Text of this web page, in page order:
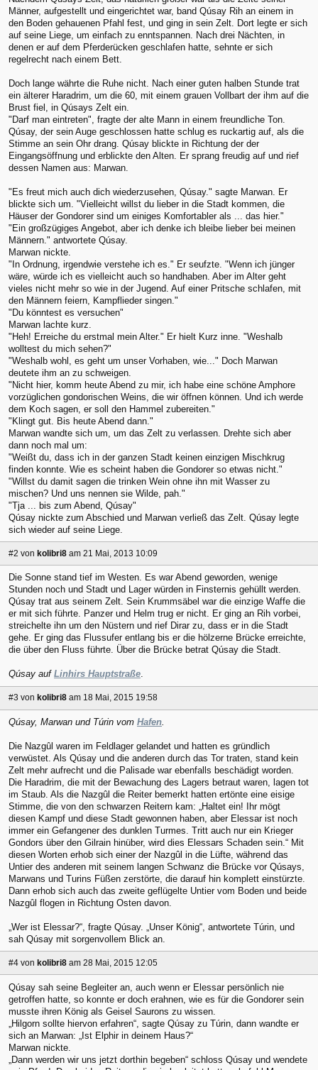
Männer, aufgestellt und eingerichtet war, band Qúsay Rih an einem in
den Boden gehauenen Pfahl fest, und ging in sein Zelt. Dort legte er sich
auf seine Liege, um einfach zu enntspannen. Nach drei Nächten, in
denen er auf dem Pferderücken geschlafen hatte, sehnte er sich
regelrecht nach einem Bett.
Doch lange währte die Ruhe nicht. Nach einer guten halben Stunde trat
ein älterer Haradrim, um die 60, mit einem grauen Vollbart der ihm auf die
Brust fiel, in Qúsays Zelt ein.
"Darf man eintreten", fragte der alte Mann in einem freundliche Ton.
Qúsay, der sein Auge geschlossen hatte schlug es ruckartig auf, als die
Stimme an sein Ohr drang. Qúsay blickte in Richtung der der
Eingangsöffnung und erblickte den Alten. Er sprang freudig auf und rief
dessen Namen aus: Marwan.
"Es freut mich auch dich wiederzusehen, Qúsay." sagte Marwan. Er
blickte sich um. "Vielleicht willst du lieber in die Stadt kommen, die
Häuser der Gondorer sind um einiges Komfortabler als ... das hier."
"Ein großzügiges Angebot, aber ich denke ich bleibe lieber bei meinen
Männern." antwortete Qúsay.
Marwan nickte.
"In Ordnung, irgendwie verstehe ich es." Er seufzte. "Wenn ich jünger
wäre, würde ich es vielleicht auch so handhaben. Aber im Alter geht
vieles nicht mehr so wie in der Jugend. Auf einer Pritsche schlafen, mit
den Männern feiern, Kampflieder singen."
"Du könntest es versuchen"
Marwan lachte kurz.
"Heh! Erreiche du erstmal mein Alter." Er hielt Kurz inne. "Weshalb
wolltest du mich sehen?"
"Weshalb wohl, es geht um unser Vorhaben, wie..." Doch Marwan
deutete ihm an zu schweigen.
"Nicht hier, komm heute Abend zu mir, ich habe eine schöne Amphore
vorzüglichen gondorischen Weins, die wir öffnen können. Und ich werde
dem Koch sagen, er soll den Hammel zubereiten."
"Klingt gut. Bis heute Abend dann."
Marwan wandte sich um, um das Zelt zu verlassen. Drehte sich aber
dann noch mal um:
"Weißt du, dass ich in der ganzen Stadt keinen einzigen Mischkrug
finden konnte. Wie es scheint haben die Gondorer so etwas nicht."
"Willst du damit sagen die trinken Wein ohne ihn mit Wasser zu
mischen? Und uns nennen sie Wilde, pah."
"Tja ... bis zum Abend, Qúsay"
Qúsay nickte zum Abschied und Marwan verließ das Zelt. Qúsay legte
sich wieder auf seine Liege.
#2 von kolibri8 am 21 Mai, 2013 10:09
Die Sonne stand tief im Westen. Es war Abend geworden, wenige
Stunden noch und Stadt und Lager würden in Finsternis gehüllt werden.
Qúsay trat aus seinem Zelt. Sein Krummsäbel war die einzige Waffe die
er mit sich führte. Panzer und Helm trug er nicht. Er ging an Rih vorbei,
streichelte ihn um den Nüstern und rief Dirar zu, dass er in die Stadt
gehe. Er ging das Flussufer entlang bis er die hölzerne Brücke erreichte,
die über den Fluss führte. Über die Brücke betrat Qúsay die Stadt.
Qúsay auf Linhirs Hauptstraße.
#3 von kolibri8 am 18 Mai, 2015 19:58
Qúsay, Marwan und Túrin vom Hafen.
Die Nazgûl waren im Feldlager gelandet und hatten es gründlich
verwüstet. Als Qúsay und die anderen durch das Tor traten, stand kein
Zelt mehr aufrecht und die Palisade war ebenfalls beschädigt worden.
Die Haradrim, die mit der Bewachung des Lagers betraut waren, lagen tot
im Staub. Als die Nazgûl die Reiter bemerkt hatten ertönte eine eisige
Stimme, die von den schwarzen Reitern kam: „Haltet ein! Ihr mögt
diesen Kampf und diese Stadt gewonnen haben, aber Elessar ist noch
immer ein Gefangener des dunklen Turmes. Tritt auch nur ein Krieger
Gondors über den Gilrain hinüber, wird dies Elessars Schaden sein.“ Mit
diesen Worten erhob sich einer der Nazgûl in die Lüfte, während das
Untier des anderen mit seinem langen Schwanz die Brücke vor Qúsays,
Marwans und Turins Füßen zerstörte, die darauf hin komplett einstürzte.
Dann erhob sich auch das zweite geflügelte Untier vom Boden und beide
Nazgûl flogen in Richtung Osten davon.
„Wer ist Elessar?“, fragte Qúsay. „Unser König“, antwortete Túrin, und
sah Qúsay mit sorgenvollem Blick an.
#4 von kolibri8 am 28 Mai, 2015 12:05
Qúsay sah seine Begleiter an, auch wenn er Elessar persönlich nie
getroffen hatte, so konnte er doch erahnen, wie es für die Gondorer sein
musste ihren König als Geisel Saurons zu wissen.
„Hilgorn sollte hiervon erfahren“, sagte Qúsay zu Túrin, dann wandte er
sich an Marwan: „Ist Elphir in deinem Haus?“
Marwan nickte.
„Dann werden wir uns jetzt dorthin begeben“ schloss Qúsay und wendete